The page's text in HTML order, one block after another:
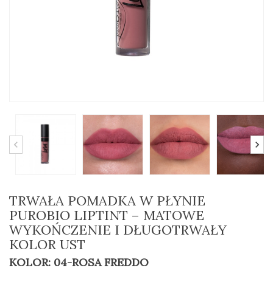
TRWAŁA POMADKA W PŁYNIE
PUROBIO LIPTINT – MATOWE
WYKOŃCZENIE I DŁUGOTRWAŁY
KOLOR UST
KOLOR: 04-ROSA FREDDO